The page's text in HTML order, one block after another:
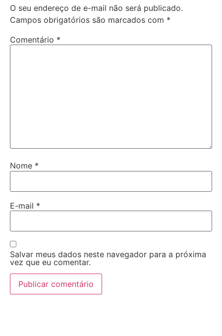
O seu endereço de e-mail não será publicado.
Campos obrigatórios são marcados com *
Comentário *
Nome *
E-mail *
Salvar meus dados neste navegador para a próxima
vez que eu comentar.